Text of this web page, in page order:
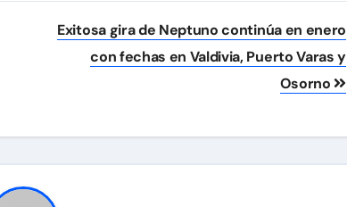
Exitosa gira de Neptuno continúa en enero
con fechas en Valdivia, Puerto Varas y
Osorno